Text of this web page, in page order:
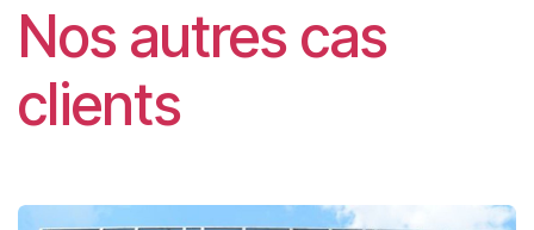
Nos autres cas
clients